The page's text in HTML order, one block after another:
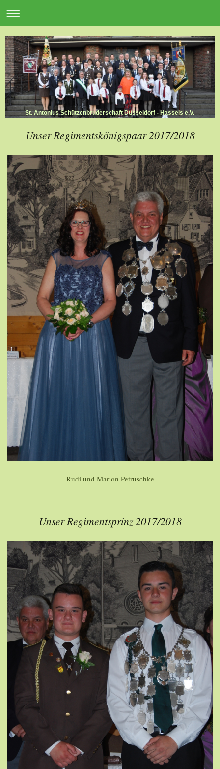
St. Antonius Schützenbruderschaft Düsseldorf - Hassels e.V.
Unser Regimentskönigspaar 2017/2018
Rudi und Marion Petruschke
Unser Regimentsprinz 2017/2018